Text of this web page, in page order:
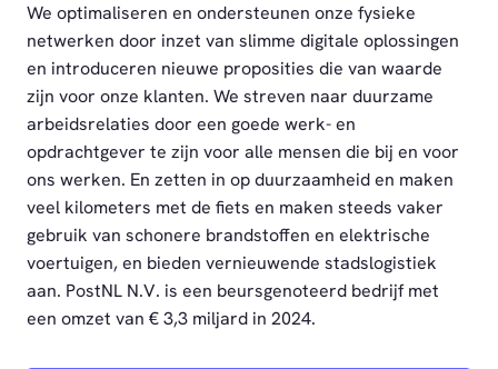
We optimaliseren en ondersteunen onze fysieke
netwerken door inzet van slimme digitale oplossingen
en introduceren nieuwe proposities die van waarde
zijn voor onze klanten. We streven naar duurzame
arbeidsrelaties door een goede werk- en
opdrachtgever te zijn voor alle mensen die bij en voor
ons werken. En zetten in op duurzaamheid en maken
veel kilometers met de fiets en maken steeds vaker
gebruik van schonere brandstoffen en elektrische
voertuigen, en bieden vernieuwende stadslogistiek
aan. PostNL N.V. is een beursgenoteerd bedrijf met
een omzet van € 3,3 miljard in 2024.